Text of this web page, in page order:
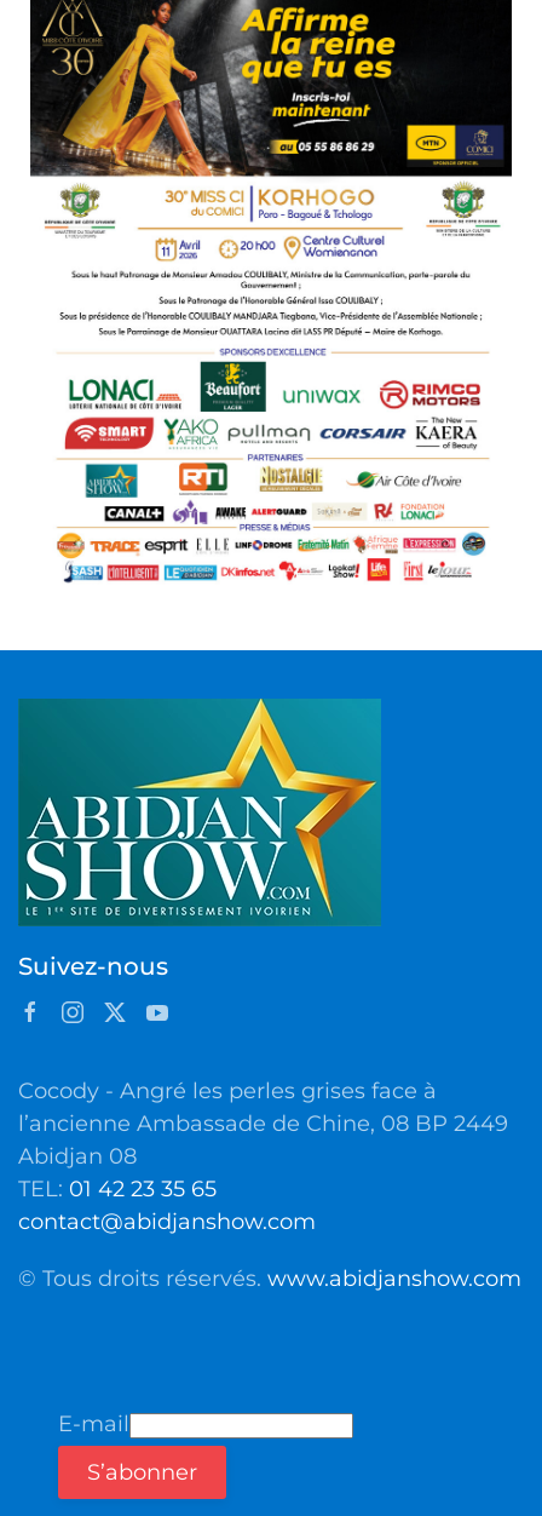
Suivez-nous
Cocody - Angré les perles grises face à
l’ancienne Ambassade de Chine, 08 BP 2449
Abidjan 08
TEL: 01 42 23 35 65
contact@abidjanshow.com
© Tous droits réservés. www.abidjanshow.com
E-mail
S’abonner